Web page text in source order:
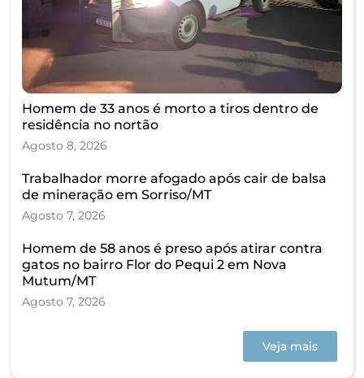
Homem de 33 anos é morto a tiros dentro de
residência no nortão
Agosto 8, 2026
Trabalhador morre afogado após cair de balsa
de mineração em Sorriso/MT
Agosto 7, 2026
Homem de 58 anos é preso após atirar contra
gatos no bairro Flor do Pequi 2 em Nova
Mutum/MT
Agosto 7, 2026
Veja mais